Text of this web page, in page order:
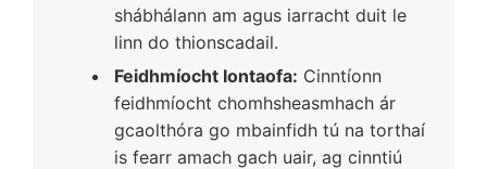
shábhálann am agus iarracht duit le
linn do thionscadail.
Feidhmíocht Iontaofa: Cinntíonn
feidhmíocht chomhsheasmhach ár
gcaolthóra go mbainfidh tú na torthaí
is fearr amach gach uair, ag cinntiú